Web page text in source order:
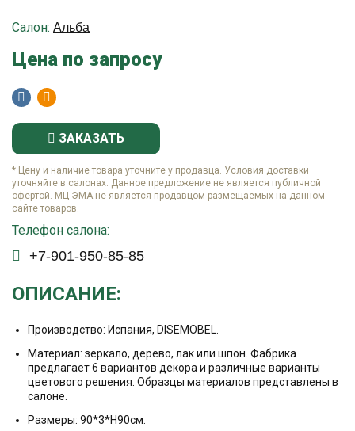
Салон: Альба
Цена по запросу
ЗАКАЗАТЬ
* Цену и наличие товара уточните у продавца. Условия доставки
уточняйте в салонах. Данное предложение не является публичной
офертой. МЦ ЭМА не является продавцом размещаемых на данном
сайте товаров.
Телефон салона:
+7-901-950-85-85
ОПИСАНИЕ:
Производство: Испания, DISEMOBEL.
Материал: зеркало, дерево, лак или шпон. Фабрика
предлагает 6 вариантов декора и различные варианты
цветового решения. Образцы материалов представлены в
салоне.
Размеры: 90*3*Н90см.